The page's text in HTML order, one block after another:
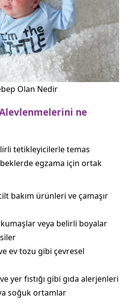
Olan Nedir
ne
tetikleyicilerle temas
egzama için ortak
bakım ürünleri ve çamaşır
veya belirli boyalar
ev tozu gibi çevresel
yer fıstığı gibi gıda alerjenleri
soğuk ortamlar